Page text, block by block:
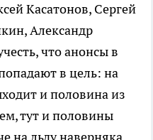
Касатонов, Сергей
Александр
что анонсы в
в цель: на
и половина из
тут и половины